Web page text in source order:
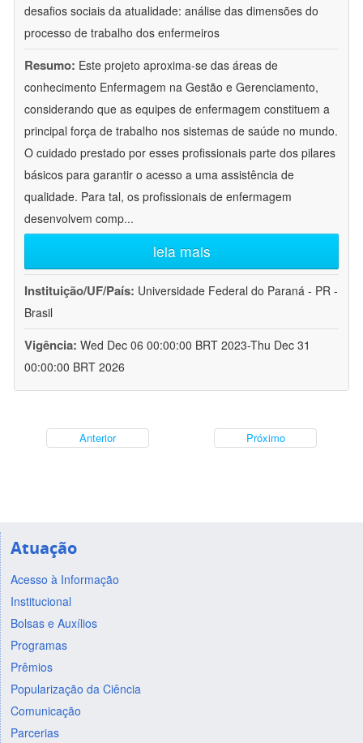
desafios sociais da atualidade: análise das dimensões do
processo de trabalho dos enfermeiros
Resumo: Este projeto aproxima-se das áreas de
conhecimento Enfermagem na Gestão e Gerenciamento,
considerando que as equipes de enfermagem constituem a
principal força de trabalho nos sistemas de saúde no mundo.
O cuidado prestado por esses profissionais parte dos pilares
básicos para garantir o acesso a uma assistência de
qualidade. Para tal, os profissionais de enfermagem
desenvolvem comp...
leia mais
Instituição/UF/País: Universidade Federal do Paraná - PR -
Brasil
Vigência: Wed Dec 06 00:00:00 BRT 2023-Thu Dec 31
00:00:00 BRT 2026
Anterior Próximo
Atuação
Acesso à Informação
Institucional
Bolsas e Auxílios
Programas
Prêmios
Popularização da Ciência
Comunicação
Parcerias